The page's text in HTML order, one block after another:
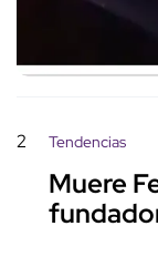
2 Tendencias
Muere